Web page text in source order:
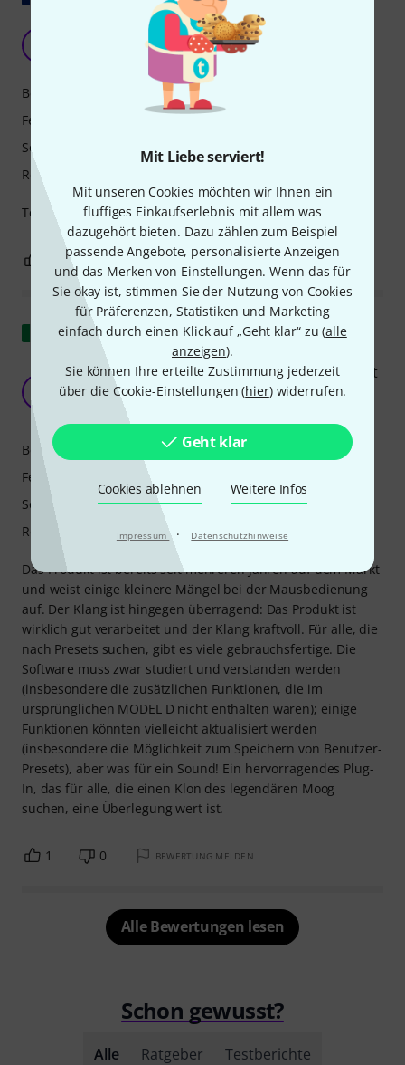
Mit Liebe serviert!
Mit unseren Cookies möchten wir Ihnen ein
fluffiges Einkaufserlebnis mit allem was
dazugehört bieten. Dazu zählen zum Beispiel
passende Angebote, personalisierte Anzeigen
und das Merken von Einstellungen. Wenn das für
Sie okay ist, stimmen Sie der Nutzung von Cookies
für Präferenzen, Statistiken und Marketing
einfach durch einen Klick auf „Geht klar“ zu (alle
anzeigen).
Sie können Ihre erteilte Zustimmung jederzeit
über die Cookie-Einstellungen (hier) widerrufen.
Geht klar
Cookies ablehnen Weitere Infos
Impressum · Datenschutzhinweise
Anonym 08.12.2021
Tolle Sounds aus den 70ern/80ern!
Bedienung
Features
Sound/Qualität
Rechner Auslastung
0 BEWERTUNG MELDEN
Original zeigen
Produkt, das trotz seines Alters immer noch gut
klingt
Das Produkt ist bereits seit mehreren Jahren auf dem Markt
und weist einige kleinere Mängel bei der Mausbedienung
auf. Der Klang ist hingegen überragend: Das Produkt ist
wirklich gut verarbeitet und der Klang kraftvoll. Für alle, die
nach Presets suchen, gibt es viele gebrauchsfertige. Die
Software muss zwar studiert und verstanden werden
(insbesondere die zusätzlichen Funktionen, die im
ursprünglichen MODEL D nicht enthalten waren); einige
Funktionen könnten vielleicht aktualisiert werden
(insbesondere die Möglichkeit zum Speichern von Benutzer-
Presets), aber was für ein Sound! Ein hervorragendes Plug-
In, das für alle, die einen Klon des legendären Moog
suchen, eine Überlegung wert ist.
Bedienung
Features
Sound/Qualität
Rechner Auslastung
1 0 BEWERTUNG MELDEN
Alle Bewertungen lesen
Schon gewusst?
Alle Ratgeber Testberichte